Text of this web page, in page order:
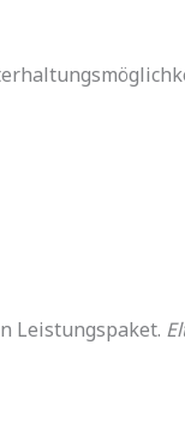
Leistungspaket.